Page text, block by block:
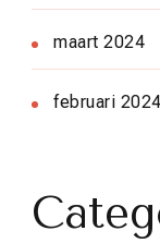
maart 2024
februari 2024